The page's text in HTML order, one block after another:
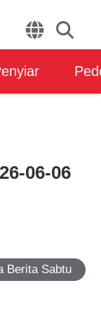
06-06
Berita Sabtu